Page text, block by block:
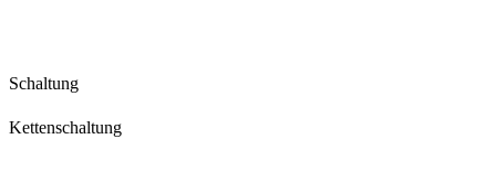
Schaltung
Kettenschaltung